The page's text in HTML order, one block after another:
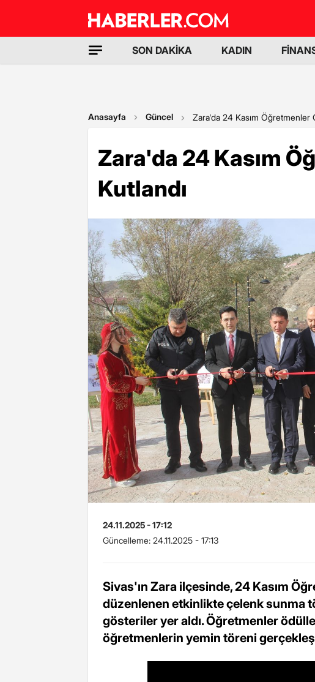
SON DAKİKA KADIN
Anasayfa Güncel Zara'da 24 Kasım Öğretmenler
Zara'da 24 Kasım
Kutlandı
24.11.2025 - 17:12
Güncelleme: 24.11.2025 - 17:13
Sivas'ın Zara ilçesinde, 24 Kasım
düzenlenen etkinlikte çelenk sunma
gösteriler yer aldı. Öğretmenler
öğretmenlerin yemin töreni